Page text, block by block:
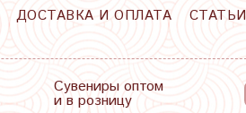
ДОСТАВКА И ОПЛАТА СТАТЬИ
Сувениры оптом
и в розницу